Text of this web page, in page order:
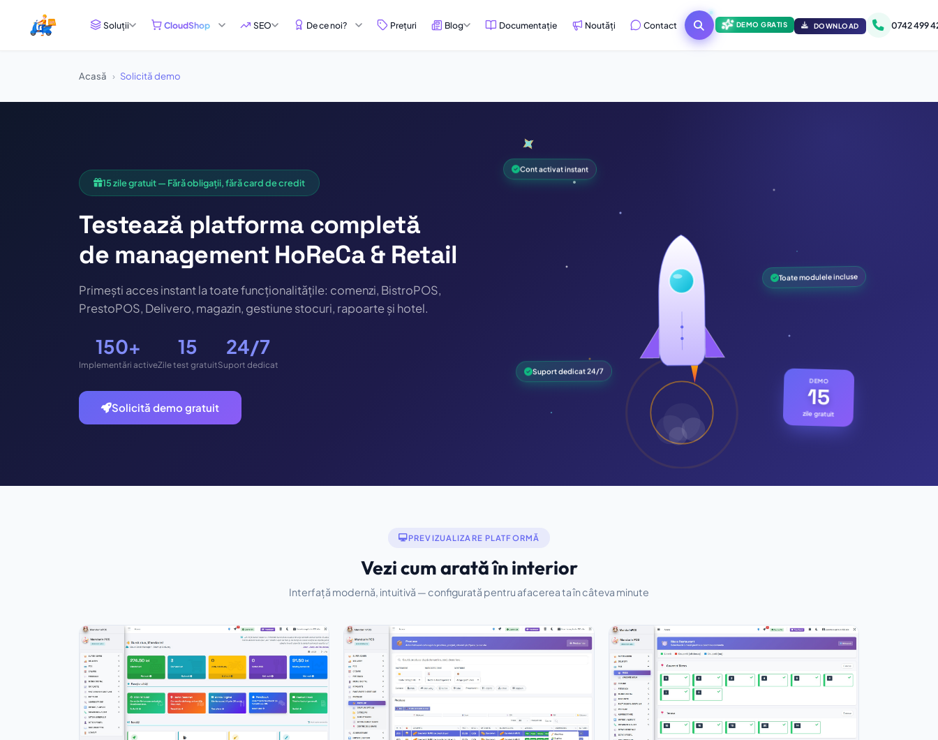
Soluții CloudShop SEO De ce noi? Prețuri Blog Documentație Noutăți Contact DEMO GRATIS DOWNLOAD 0742 499
Acasă Solicită demo
15 zile gratuit — Fără obligații, fără card de credit
Testează platforma completă
de management HoReCa & Retail
Primești acces instant la toate funcționalitățile: comenzi, BistroPOS,
PrestoPOS, Delivero, magazin, gestiune stocuri, rapoarte și hotel.
150+
Implementări active
15
Zile test gratuit
24/7
Suport dedicat
Solicită demo gratuit
Cont activat instant
Toate modulele incluse
Suport dedicat 24/7
DEMO
15
zile gratuit
PREVIZUALIZARE PLATFORMĂ
Vezi cum arată în interior
Interfață modernă, intuitivă — configurată pentru afacerea ta în câteva minute